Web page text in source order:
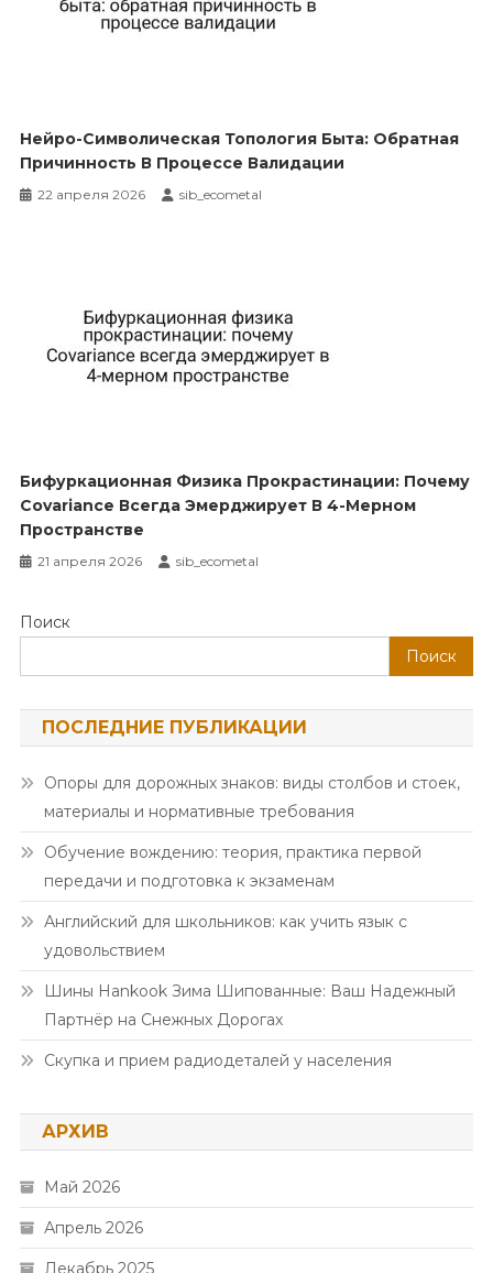
Нейро-Символическая Топология Быта: Обратная
Причинность В Процессе Валидации
22 апреля 2026 sib_ecometal
Бифуркационная Физика Прокрастинации: Почему
Covariance Всегда Эмерджирует В 4-Мерном
Пространстве
21 апреля 2026 sib_ecometal
Поиск
Поиск
ПОСЛЕДНИЕ ПУБЛИКАЦИИ
Опоры для дорожных знаков: виды столбов и стоек,
материалы и нормативные требования
Обучение вождению: теория, практика первой
передачи и подготовка к экзаменам
Английский для школьников: как учить язык с
удовольствием
Шины Hankook Зима Шипованные: Ваш Надежный
Партнёр на Снежных Дорогах
Скупка и прием радиодеталей у населения
АРХИВ
Май 2026
Апрель 2026
Декабрь 2025